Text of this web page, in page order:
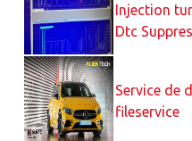
Injection
Dtc
Service de
fileservice